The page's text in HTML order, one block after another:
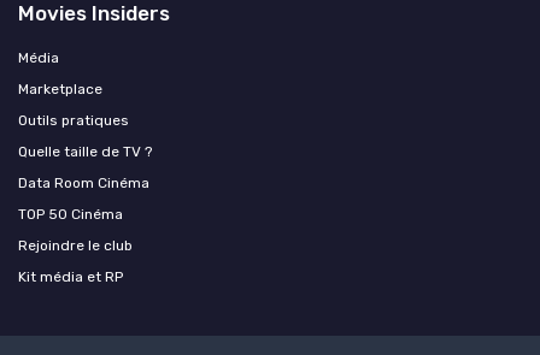
Movies Insiders
Média
Marketplace
Outils pratiques
Quelle taille de TV ?
Data Room Cinéma
TOP 50 Cinéma
Rejoindre le club
Kit média et RP